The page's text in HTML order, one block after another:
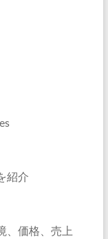
紹介
、価格、売上